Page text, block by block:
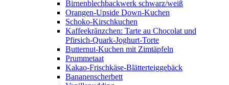
Birnenblechbackwerk schwarz/weiß
Orangen-Upside Down-Kuchen
Schoko-Kirschkuchen
Kaffeekränzchen: Tarte au Chocolat und
Pfirsich-Quark-Joghurt-Torte
Butternut-Kuchen mit Zimtäpfeln
Prummetaat
Kakao-Frischkäse-Blätterteiggebäck
Bananenscherbett